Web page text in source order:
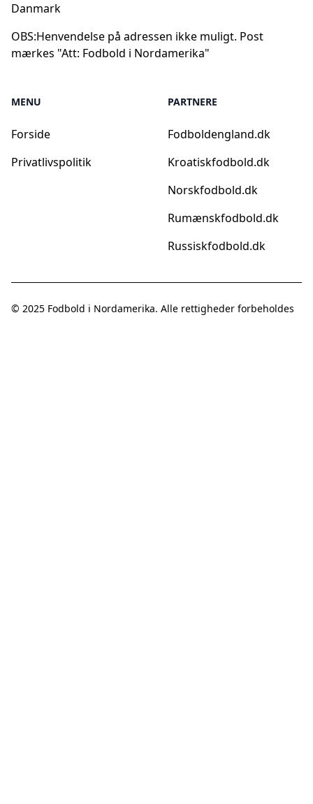
Danmark
OBS:Henvendelse på adressen ikke muligt. Post
mærkes "Att: Fodbold i Nordamerika"
MENU
Forside
Privatlivspolitik
PARTNERE
Fodboldengland.dk
Kroatiskfodbold.dk
Norskfodbold.dk
Rumænskfodbold.dk
Russiskfodbold.dk
© 2025 Fodbold i Nordamerika. Alle rettigheder forbeholdes